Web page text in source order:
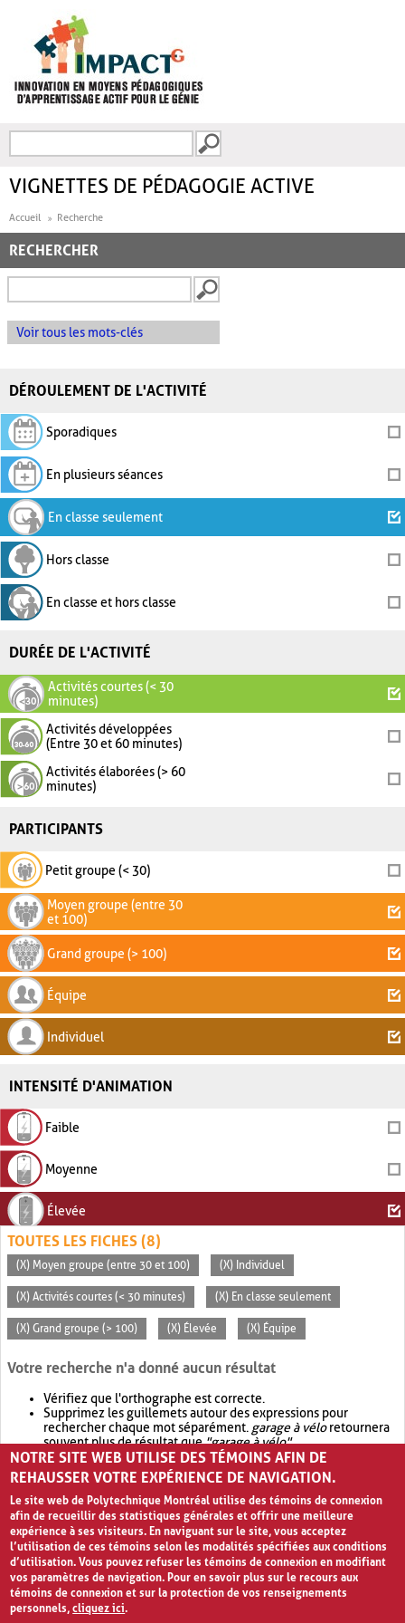
FORMULAIRE DE
VIGNETTES DE PÉDAGOGIE ACTIVE
Accueil Recherche
RECHERCHER
Voir tous les mots-clés
DÉROULEMENT DE L'ACTIVITÉ
Sporadiques
En plusieurs séances
En classe seulement
Hors classe
En classe et hors classe
DURÉE DE L'ACTIVITÉ
Activités courtes (< 30
minutes)
Activités développées
(Entre 30 et 60 minutes)
Activités élaborées (> 60
minutes)
PARTICIPANTS
Petit groupe (< 30)
Moyen groupe (entre 30
et 100)
Grand groupe (> 100)
Équipe
Individuel
INTENSITÉ D'ANIMATION
Faible
Moyenne
Élevée
TOUTES LES FICHES (8)
(X) Moyen groupe (entre 30 et 100) (X) Individuel
(X) Activités courtes (< 30 minutes) (X) En classe seulement
(X) Grand groupe (> 100) (X) Élevée (X) Équipe
Votre recherche n'a donné aucun résultat
Vérifiez que l'orthographe est correcte.
Supprimez les guillemets autour des expressions pour
rechercher chaque mot séparément. garage à véloretournera
souvent plus de résultat que"garage à vélo".
Envisagez d'élargir votre recherche avec OR.garage OR vélo
retournera souvent plus de résultat quegarage à vélo
NOTRE SITE WEB UTILISE DES TÉMOINS AFIN DE
REHAUSSER VOTRE EXPÉRIENCE DE NAVIGATION.
Le site web de Polytechnique Montréal utilise des témoins de connexion
afin de recueillir des statistiques générales et offrir une meilleure
expérience à ses visiteurs. En naviguant sur le site, vous acceptez
l’utilisation de ces témoins selon les modalités spécifiées aux conditions
d’utilisation. Vous pouvez refuser les témoins de connexion en modifiant
vos paramètres de navigation. Pour en savoir plus sur le recours aux
témoins de connexion et sur la protection de vos renseignements
personnels,cliquez ici.